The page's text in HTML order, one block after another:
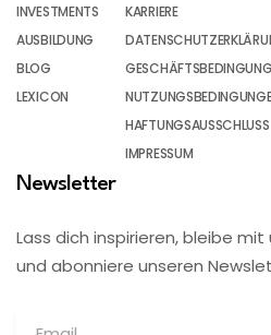
INVESTMENTS
AUSBILDUNG
BLOG
LEXICON
KARRIERE
HAFTUNGSAUSSCHLUSS
IMPRESSUM
Newsletter
Lass dich inspirieren, bleibe
und abonniere unseren